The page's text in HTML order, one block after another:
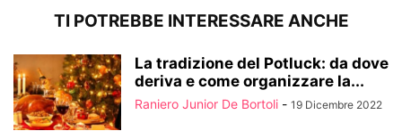
TI POTREBBE INTERESSARE ANCHE
La tradizione del Potluck: da dove
deriva e come organizzare la...
Raniero Junior De Bortoli - 19 Dicembre 2022